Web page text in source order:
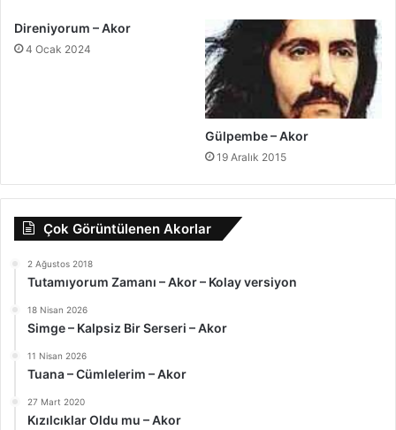
Direniyorum – Akor
4 Ocak 2024
Gülpembe – Akor
19 Aralık 2015
Çok Görüntülenen Akorlar
2 Ağustos 2018
Tutamıyorum Zamanı – Akor – Kolay versiyon
18 Nisan 2026
Simge – Kalpsiz Bir Serseri – Akor
11 Nisan 2026
Tuana – Cümlelerim – Akor
27 Mart 2020
Kızılcıklar Oldu mu – Akor